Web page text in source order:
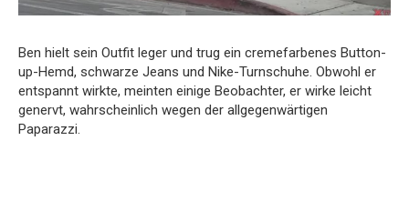
Ben hielt sein Outfit leger und trug ein cremefarbenes Button-
up-Hemd, schwarze Jeans und Nike-Turnschuhe. Obwohl er
entspannt wirkte, meinten einige Beobachter, er wirke leicht
genervt, wahrscheinlich wegen der allgegenwärtigen
Paparazzi.